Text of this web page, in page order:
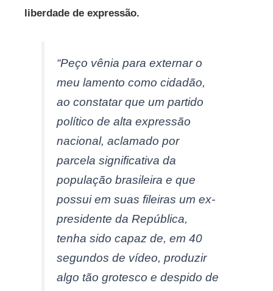
liberdade de expressão.
“Peço vênia para externar o
meu lamento como cidadão,
ao constatar que um partido
político de alta expressão
nacional, aclamado por
parcela significativa da
população brasileira e que
possui em suas fileiras um ex-
presidente da República,
tenha sido capaz de, em 40
segundos de vídeo, produzir
algo tão grotesco e despido de